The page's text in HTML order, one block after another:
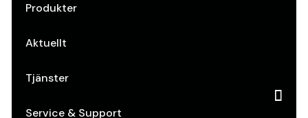
Produkter
Aktuellt
Tjänster
Service & Support